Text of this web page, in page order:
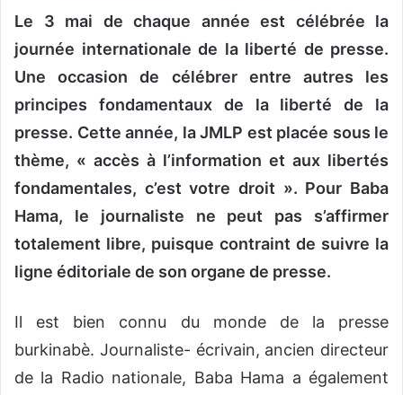
Le 3 mai de chaque année est célébrée la
journée internationale de la liberté de presse.
Une occasion de célébrer entre autres les
principes fondamentaux de la liberté de la
presse. Cette année, la JMLP est placée sous le
thème, « accès à l’information et aux libertés
fondamentales, c’est votre droit ». Pour Baba
Hama, le journaliste ne peut pas s’affirmer
totalement libre, puisque contraint de suivre la
ligne éditoriale de son organe de presse.
Il est bien connu du monde de la presse
burkinabè. Journaliste- écrivain, ancien directeur
de la Radio nationale, Baba Hama a également